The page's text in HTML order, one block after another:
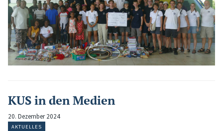
KUS in den Medien
20. Dezember 2024
AKTUELLES